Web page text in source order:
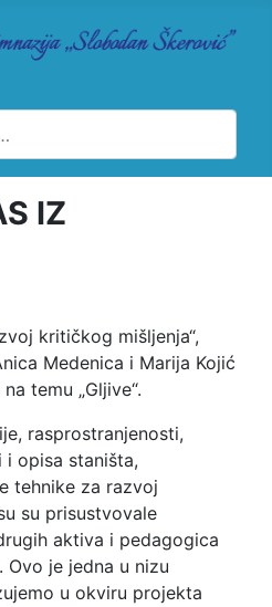
IZ
kritičkog mišljenja“,
Medenica i Marija Kojić
temu „Gljive“.
rasprostranjenosti,
opisa staništa,
tehnike za razvoj
su prisustvovale
aktiva i pedagogica
Ovo je jedna u nizu
u okviru projekta